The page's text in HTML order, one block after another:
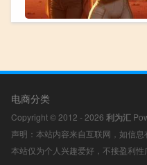
电商分类
Copyright © 2012 - 2026 利为汇
声明：本站内容来自互联网，如信
本站仅为个人兴趣爱好，不接盈利性